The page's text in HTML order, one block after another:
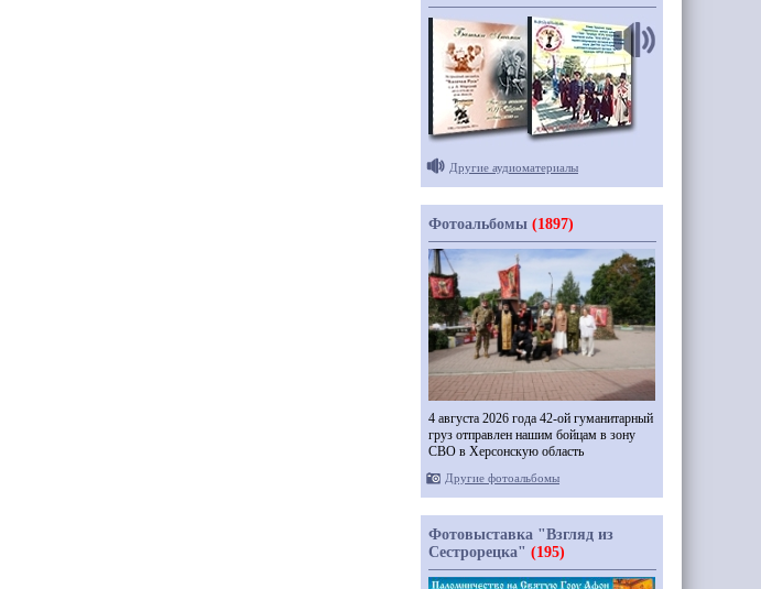
Другие аудиоматериалы
Фотоальбомы (1897)
4 августа 2026 года 42-ой гуманитарный
груз отправлен нашим бойцам в зону
СВО в Херсонскую область
Другие фотоальбомы
Фотовыставка "Взгляд из
Сестрорецка" (195)